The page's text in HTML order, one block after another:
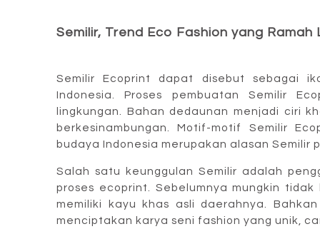
Semilir, Trend Eco Fashion yang Ramah
Semilir Ecoprint dapat disebut sebagai
Indonesia. Proses pembuatan Semilir
lingkungan. Bahan dedaunan menjadi ciri
berkesinambungan. Motif-motif Semilir
budaya Indonesia merupakan alasan Semilir
Salah satu keunggulan Semilir adalah
proses ecoprint. Sebelumnya mungkin
memiliki kayu khas asli daerahnya.
menciptakan karya seni fashion yang unik,